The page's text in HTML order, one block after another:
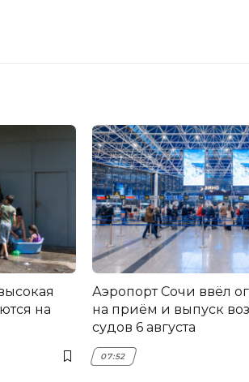
на
Аэропорт Сочи ввёл
на приём и выпуск
судов 6 августа
07:52